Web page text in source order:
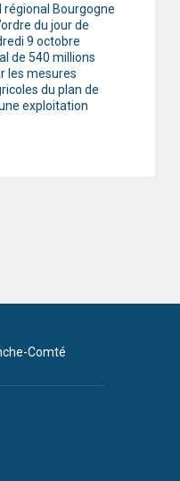
régional Bourgogne
du jour de
9 octobre
de 540 millions
les mesures
du plan de
exploitation
Comté